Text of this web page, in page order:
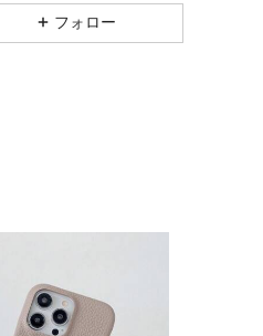
フォロー